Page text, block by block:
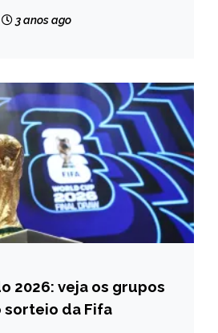
3 anos ago
2026: veja os grupos
da Fifa